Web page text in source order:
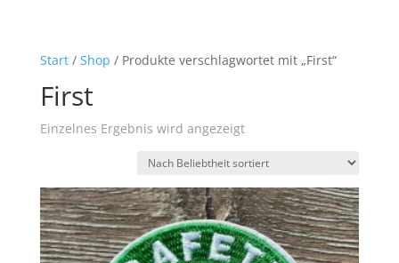
Start/ Shop / Produkte verschlagwortet mit „First“
First
Einzelnes Ergebnis wird angezeigt